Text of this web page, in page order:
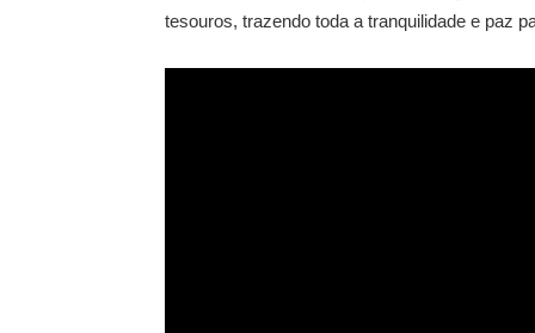
tesouros, trazendo toda a tranquilidade e paz